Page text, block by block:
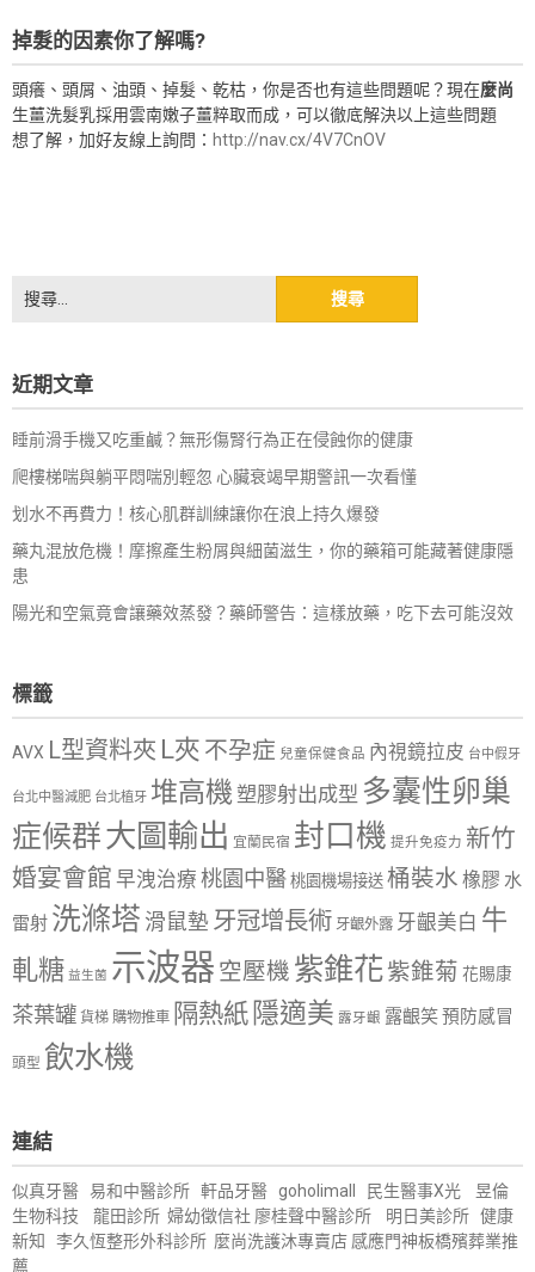
掉髮的因素你了解嗎?
頭癢、頭屑、油頭、掉髮、乾枯，你是否也有這些問題呢？現在麼尚
生薑洗髮乳採用雲南嫩子薑粹取而成，可以徹底解決以上這些問題
想了解，加好友線上詢問： http://nav.cx/4V7CnOV
搜
尋
字:
近期文章
睡前滑手機又吃重鹹？無形傷腎行為正在侵蝕你的健康
爬樓梯喘與躺平悶喘別輕忽 心臟衰竭早期警訊一次看懂
划水不再費力！核心肌群訓練讓你在浪上持久爆發
藥丸混放危機！摩擦產生粉屑與細菌滋生，你的藥箱可能藏著健康隱
患
陽光和空氣竟會讓藥效蒸發？藥師警告：這樣放藥，吃下去可能沒效
標籤
AVX L型資料夾 L夾 不孕症 兒童保健食品 內視鏡拉皮 台中假牙
台北中醫減肥 台北植牙 堆高機塑膠射出成型 多囊性卵巢
症候群大圖輸出 宜蘭民宿 封口機 提升免疫力 新竹
婚宴會館 早洩治療 桃園中醫 桃園機場接送 桶裝水 橡膠 水
雷射 洗滌塔 滑鼠墊 牙冠增長術 牙齦外露 牙齦美白 牛
軋糖 益生菌 示波器 空壓機 紫錐花紫錐菊 花賜康
茶葉罐 貨梯 購物推車 隔熱紙 隱適美 露牙齦 露齦笑預防感冒
頭型 飲水機
連結
似真牙醫 易和中醫診所 軒品牙醫 goholimall 民生醫事X光
昱倫
生物科技
龍田診所 婦幼徵信社 廖桂聲中醫診所 明日美診所 健康
新知
李久恆整形外科診所 麼尚洗護沐專賣店 感應門神板橋殯葬業推
薦